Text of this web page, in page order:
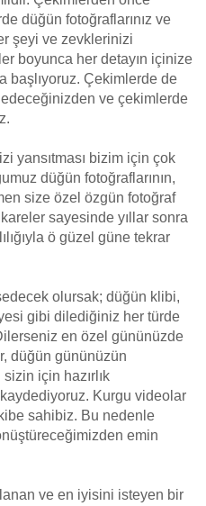
düğün fotoğraflarınız ve
şeyi ve zevklerinizi
boyunca her detayın içinize
başlıyoruz. Çekimlerde de
ve çekimlerde
yansıtması bizim için çok
düğün fotoğraflarının,
size özel özgün fotoğraf
sayesinde yıllar sonra
ö güzel güne tekrar
olursak; düğün klibi,
gibi dilediğiniz her türde
en özel gününüzde
düğün gününüzün
için hazırlık
Kurgu videolar
sahibiz. Bu nedenle
emin
ve en iyisini isteyen bir